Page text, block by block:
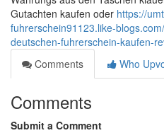
Gutachten kaufen oder https://
fuhrerschein91123.like-
deutschen-fuhrerschein-kaufen-
Comments
Who
Comments
Submit a Comment